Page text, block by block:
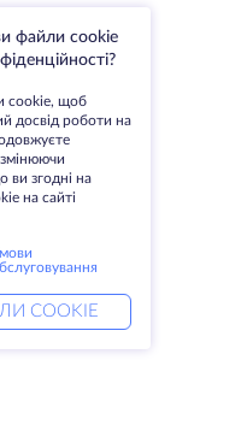
файли cookie
cookie, щоб
досвід роботи на
ви згодні на
на сайті
COOKIE